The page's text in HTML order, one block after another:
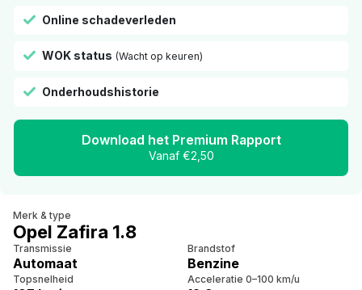
Online schadeverleden
WOK status (Wacht op keuren)
Onderhoudshistorie
Download het Premium Rapport
Vanaf €2,50
Merk & type
Opel Zafira 1.8
Transmissie
Automaat
Brandstof
Benzine
Topsnelheid Acceleratie 0–100 km/u